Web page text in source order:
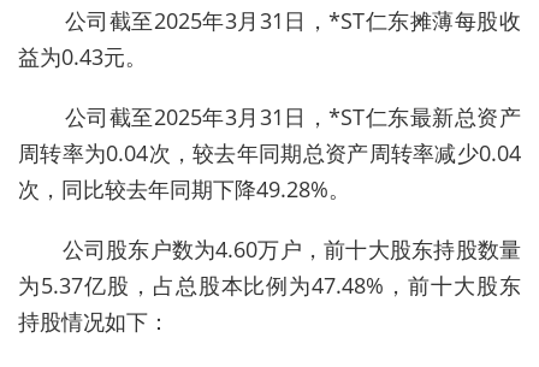
公司截至2025年3月31日，*ST仁东摊薄每股收
益为0.43元。
公司截至2025年3月31日，*ST仁东最新总资产
周转率为0.04次，较去年同期总资产周转率减少0.04
次，同比较去年同期下降49.28%。
公司股东户数为4.60万户，前十大股东持股数量
为5.37亿股，占总股本比例为47.48%，前十大股东
持股情况如下：